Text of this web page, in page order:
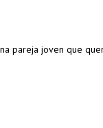
pareja joven que